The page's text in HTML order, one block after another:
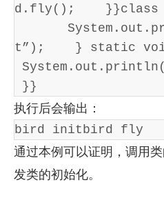
d.fly();
t”);    }
}}
执行后会输出：
bird initbird fly
通过本例可以证明，调用
发类的初始化。